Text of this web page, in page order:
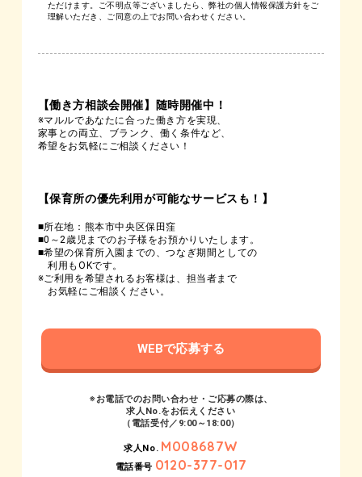
ただけます。ご不明点等ございましたら、弊社の個人情報保護方針をご
理解いただき、ご同意の上でお問い合わせください。
【働き方相談会開催】随時開催中！
※マルルであなたに合った働き方を実現、
家事との両立、ブランク、働く条件など、
希望をお気軽にご相談ください！
【保育所の優先利用が可能なサービスも！】
■所在地：熊本市中央区保田窪
■0～2歳児までのお子様をお預かりいたします。
■希望の保育所入園までの、つなぎ期間としての
利用もOKです。
※ご利用を希望されるお客様は、担当者まで
お気軽にご相談ください。
WEBで応募する
※お電話でのお問い合わせ・ご応募の際は、
求人No.をお伝えください
（電話受付／9:00～18:00）
求人No. M008687W
電話番号 0120-377-017